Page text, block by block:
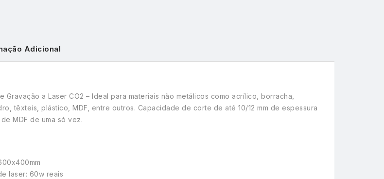
Adicional
Gravação a Laser CO2 – Ideal para materiais não metálicos como acrílico, borracha,
têxteis, plástico, MDF, entre outros. Capacidade de corte de até 10/12 mm de espessura
MDF de uma só vez.
laser: 60w reais